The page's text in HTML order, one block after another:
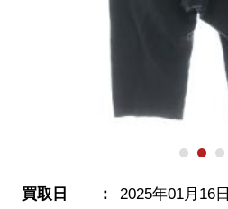
買取日
2025年01月16日